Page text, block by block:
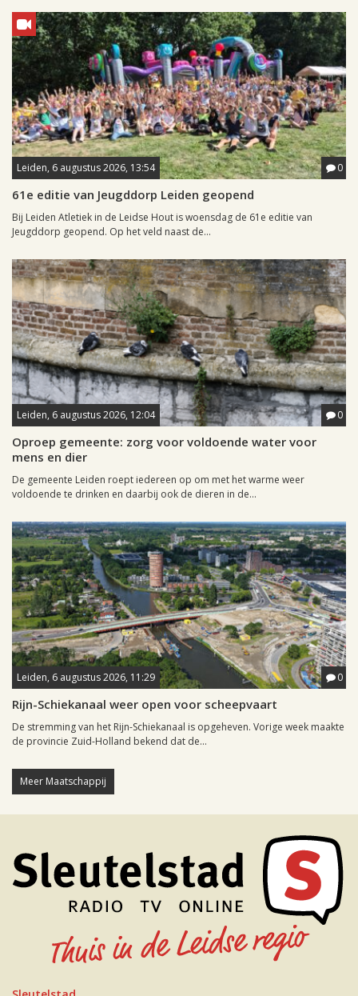
Leiden, 6 augustus 2026, 13:54 0
61e editie van Jeugddorp Leiden geopend
Bij Leiden Atletiek in de Leidse Hout is woensdag de 61e editie van
Jeugddorp geopend. Op het veld naast de...
Leiden, 6 augustus 2026, 12:04 0
Oproep gemeente: zorg voor voldoende water voor
mens en dier
De gemeente Leiden roept iedereen op om met het warme weer
voldoende te drinken en daarbij ook de dieren in de...
Leiden, 6 augustus 2026, 11:29 0
Rijn-Schiekanaal weer open voor scheepvaart
De stremming van het Rijn-Schiekanaal is opgeheven. Vorige week maakte
de provincie Zuid-Holland bekend dat de...
Meer Maatschappij